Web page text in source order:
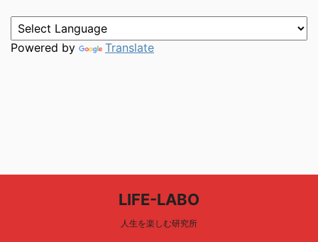
Powered by Translate
LIFE-LABO
人生を楽しむ研究所